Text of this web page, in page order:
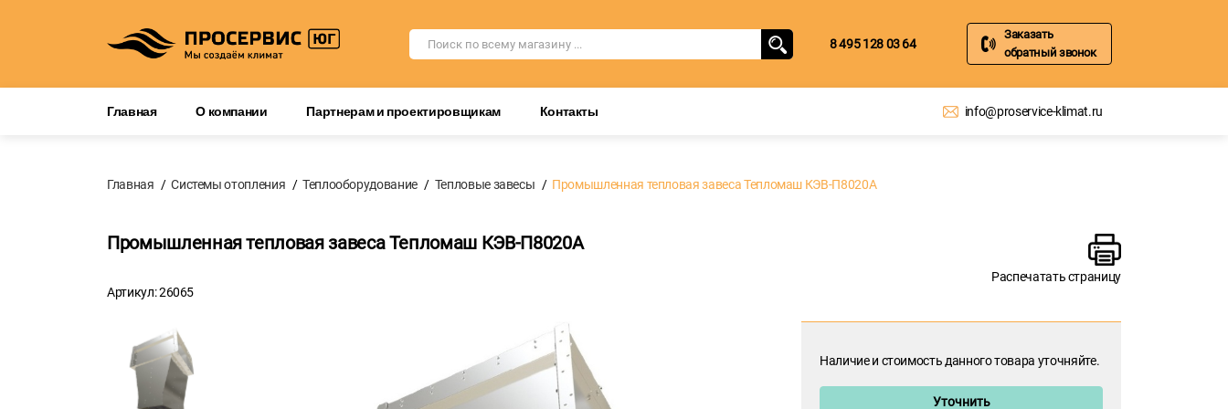
8 495 128 03 64
Заказать
обратный звонок
Главная О компании Партнерам и проектировщикам Контакты info@proservice-klimat.ru
Главная Системы отопления Теплооборудование Тепловые завесы Промышленная тепловая завеса Тепломаш КЭВ-П8020А
Промышленная тепловая завеса Тепломаш КЭВ-П8020А
Артикул: 26065
Распечатать страницу
Наличие и стоимость данного товара уточняйте.
Уточнить